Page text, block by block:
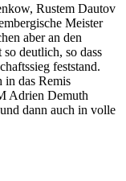
Rustem Dautov
Meister
aber an den
deutlich, so dass
feststand.
in das Remis
Adrien Demuth
dann auch in volle